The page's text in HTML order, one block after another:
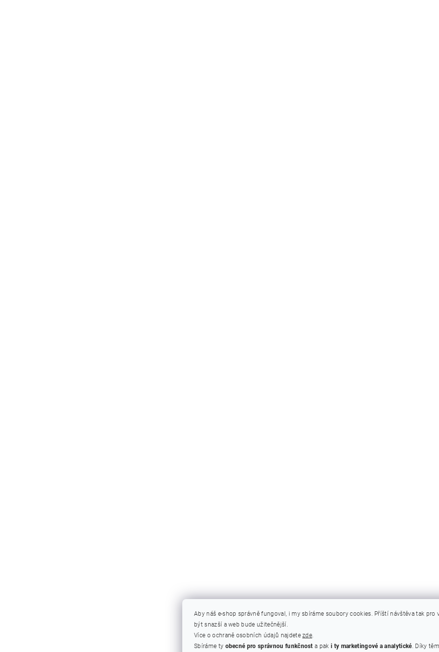
Aby náš e-shop správně fungoval, i my sbíráme soubory cookies. Příští návštěva tak pro
být snazší a web bude užitečnější.
Více o ochraně osobních údajů najdete zde.
Sbíráme ty obecné pro správnou funkčnost a paki ty marketingové a analytické. Díky